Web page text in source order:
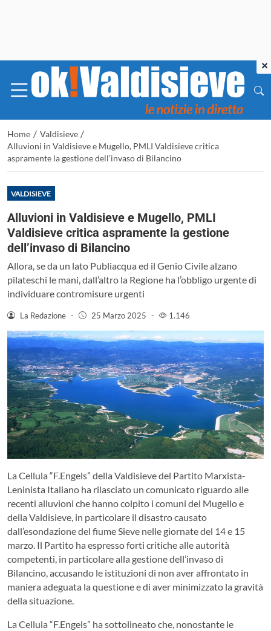
Home / Valdisieve /
Alluvioni in Valdisieve e Mugello, PMLI Valdisieve critica
aspramente la gestione dell’invaso di Bilancino
VALDISIEVE
Alluvioni in Valdisieve e Mugello, PMLI
Valdisieve critica aspramente la gestione
dell’invaso di Bilancino
Allora, se da un lato Publiacqua ed il Genio Civile alzano
pilateschi le mani, dall’altro la Regione ha l’obbligo urgente di
individuare contromisure urgenti
La Redazione - 25 Marzo 2025 - 1.146
La Cellula “F.Engels” della Valdisieve del Partito Marxista-
Leninista Italiano ha rilasciato un comunicato riguardo alle
recenti alluvioni che hanno colpito i comuni del Mugello e
della Valdisieve, in particolare il disastro causato
dall’esondazione del fiume Sieve nelle giornate del 14 e 15
marzo. Il Partito ha espresso forti critiche alle autorità
competenti, in particolare alla gestione dell’invaso di
Bilancino, accusando le istituzioni di non aver affrontato in
maniera adeguata la questione e di aver minimizzato la gravità
della situazione.
La Cellula “F.Engels” ha sottolineato che, nonostante le
×